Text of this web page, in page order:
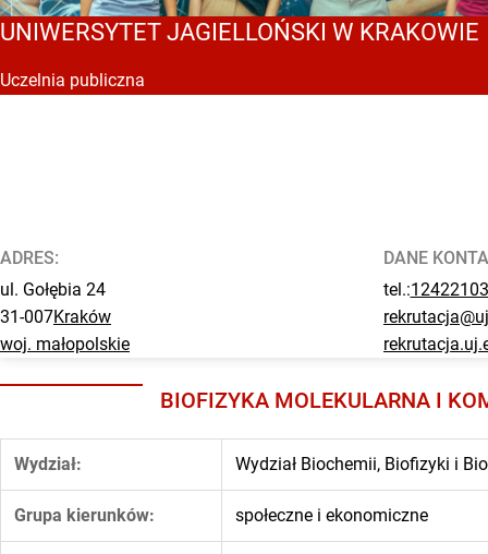
UNIWERSYTET JAGIELLOŃSKI W KRAKOWIE
Uczelnia publiczna
ADRES:
ul. Gołębia 24
31-007Kraków
woj. małopolskie
DANE
tel.:
BIOFIZYKA MOLEKULARNA I
Wydział: Wydział Biochemii, Biofizyki i
Grupa kierunków: społeczne i ekonomiczne